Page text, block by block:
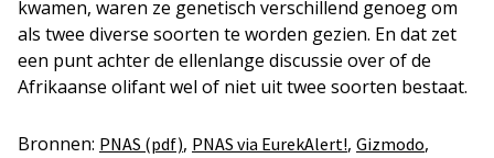
kwamen, waren ze genetisch verschillend genoeg om
als twee diverse soorten te worden gezien. En dat zet
een punt achter de ellenlange discussie over of de
Afrikaanse olifant wel of niet uit twee soorten bestaat.
Bronnen: PNAS (pdf), PNAS via EurekAlert!, Gizmodo,